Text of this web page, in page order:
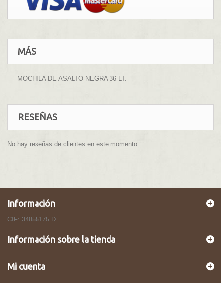
MÁS
MOCHILA DE ASALTO NEGRA 36 LT.
RESEÑAS
No hay reseñas de clientes en este momento.
Información
CIF: 34855175-D
Información sobre la tienda
Mi cuenta